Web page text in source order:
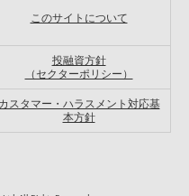
このサイトについて
投融資方針
（セクターポリシー）
カスタマー・ハラスメント対応基
本方針